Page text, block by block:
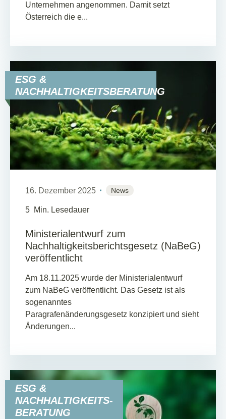
Unternehmen angenommen. Damit setzt
Österreich die e...
ESG &
NACHHALTIGKEITSBERATUNG
16. Dezember 2025 News
5 Min. Lesedauer
Ministerialentwurf zum
Nachhaltigkeitsberichtsgesetz (NaBeG)
veröffentlicht
Am 18.11.2025 wurde der Ministerialentwurf
zum NaBeG veröffentlicht. Das Gesetz ist als
sogenanntes
Paragrafenänderungsgesetz konzipiert und sieht
Änderungen...
ESG &
NACHHALTIGKEITS-
BERATUNG